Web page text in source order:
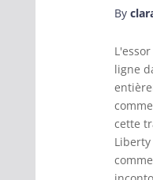
By
ligne
cette